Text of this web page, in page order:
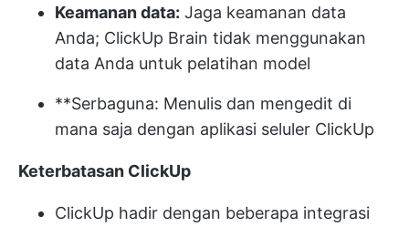
Keamanan data: Jaga keamanan data
Anda; ClickUp Brain tidak menggunakan
data Anda untuk pelatihan model
**Serbaguna: Menulis dan mengedit di
mana saja dengan aplikasi seluler ClickUp
Keterbatasan ClickUp
ClickUp hadir dengan beberapa integrasi